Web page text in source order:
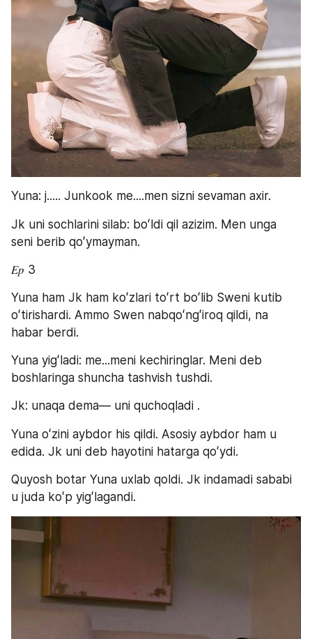
Yuna: j..... Junkook me....men sizni sevaman axir.
Jk uni sochlarini silab: boʻldi qil azizim. Men unga
seni berib qoʻymayman.
𝐸𝑝 3
Yuna ham Jk ham koʻzlari toʻrt boʻlib Sweni kutib
oʻtirishardi. Ammo Swen nabqoʻngʻiroq qildi, na
habar berdi.
Yuna yigʻladi: me...meni kechiringlar. Meni deb
boshlaringa shuncha tashvish tushdi.
Jk: unaqa dema— uni quchoqladi .
Yuna oʻzini aybdor his qildi. Asosiy aybdor ham u
edida. Jk uni deb hayotini hatarga qoʻydi.
Quyosh botar Yuna uxlab qoldi. Jk indamadi sababi
u juda koʻp yigʻlagandi.